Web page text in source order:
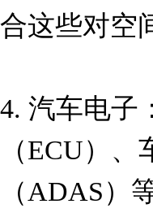
合这些对空
4. 汽车电子
（ECU）
（ADAS）